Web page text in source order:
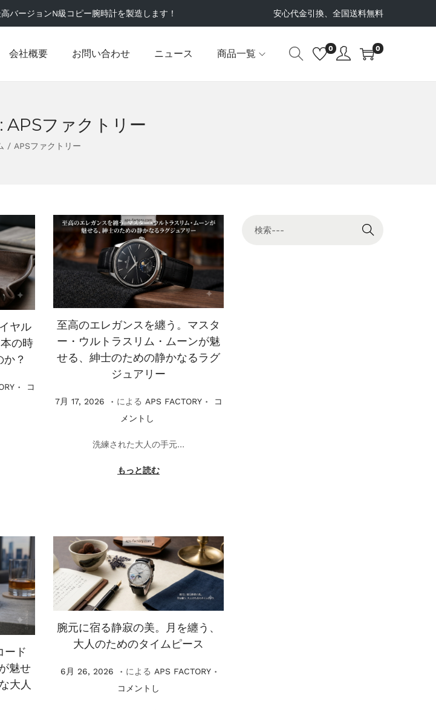
バージョンN級コピー腕時計を製造します！ 安心代金引換、全国送料無料
会社概要 お問い合わせ ニュース 商品一覧 0 0
APSファクトリー
/ APSファクトリー
ヤル
の時
？
.
コ
至高のエレガンスを纏う。マスタ
ー・ウルトラスリム・ムーンが魅
せる、紳士のための静かなるラグ
ジュアリー
掲
7月 17, 2026
7
8
6
. による APS FACTORY .
コ
メントし
洗練された大人の手元…
もっと読む
ード
魅せ
大人
腕元に宿る静寂の美。月を纏う、
大人のためのタイムピース
掲
6月 26, 2026
6
月
. による APS FACTORY .
コメントし